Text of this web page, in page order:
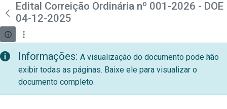
Pular para o Conteúdo principal
teste descricao
Edital Correição Ordinária nº 001-2026 - DOE
04-12-2025
Informações: A visualização do documento pode não
exibir todas as páginas. Baixe ele para visualizar o
documento completo.